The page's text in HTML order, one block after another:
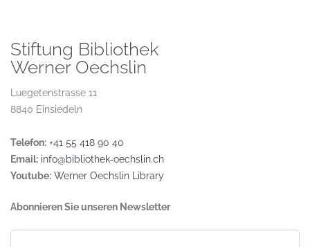
Stiftung Bibliothek
Werner Oechslin
Luegetenstrasse 11
8840 Einsiedeln
Telefon: +41 55 418 90 40
Email: info@bibliothek-oechslin.ch
Youtube: Werner Oechslin Library
Abonnieren Sie unseren Newsletter